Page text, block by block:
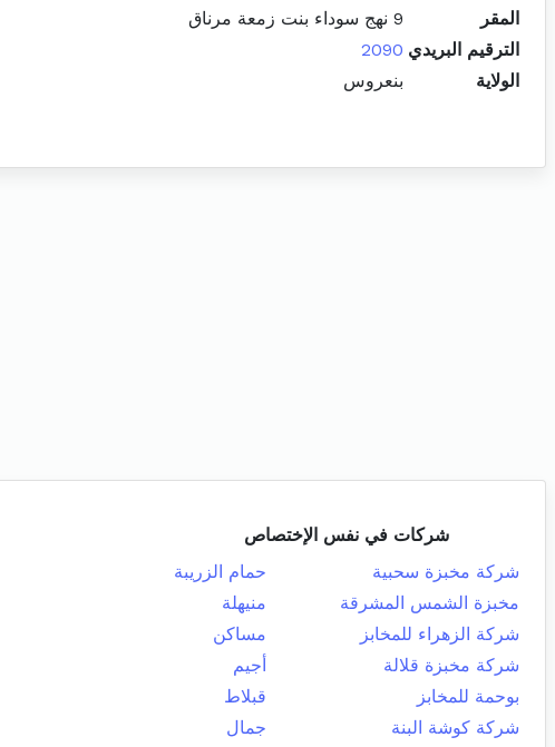
المقر
9 نهج سوداء بنت زمعة مرناق
الترقيم البريدي 2090
الولاية
بنعروس
شركات في نفس الإختصاص
شركة مخبزة سحبية
حمام الزريبة
مخبزة الشمس المشرقة
منيهلة
شركة الزهراء للمخابز
مساكن
شركة مخبزة قلالة
أجيم
بوحمة للمخابز
قبلاط
شركة كوشة البنة
جمال